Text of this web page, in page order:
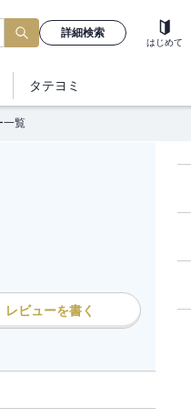
詳細検索
はじめて
タテヨミ
一覧
レビューを書く